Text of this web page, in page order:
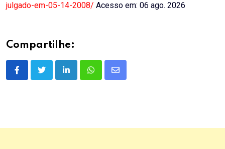
julgado-em-05-14-2008/ Acesso em: 06 ago. 2026
Compartilhe:
LinkedInWhatsappShare